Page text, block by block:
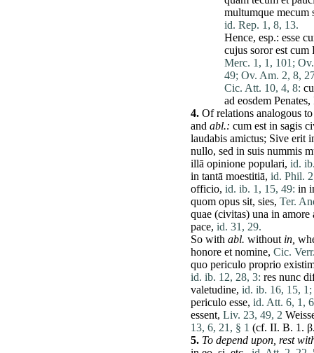
multumque mecum
id. Rep. 1, 8, 13.
Hence, esp.: esse
cujus soror est cum
Merc. 1, 1, 101;
49; Ov. Am. 2, 8,
Cic. Att. 10, 4, 8:
ad eosdem Penates,
4. Of relations analogous
and abl.: cum est in sagis
laudabis amictus; Sive erit
nullo, sed in suis nummis
illā opinione populari, id.
in tantā moestitiā, id. Phil.
officio, id. ib. 1, 15, 49: in
quom opus sit, sies, Ter.
quae (civitas) una in amore
pace, id. 31, 29.
So with abl. without in,
honore et nomine, Cic.
quo periculo proprio
id. ib. 12, 28, 3: res nunc
valetudine, id. ib. 16, 15, 1;
periculo esse, id. Att. 6, 1,
essent, Liv. 23, 49, 2
13, 6, 21, § 1 (cf. II. B. 1.
5. To depend upon, rest